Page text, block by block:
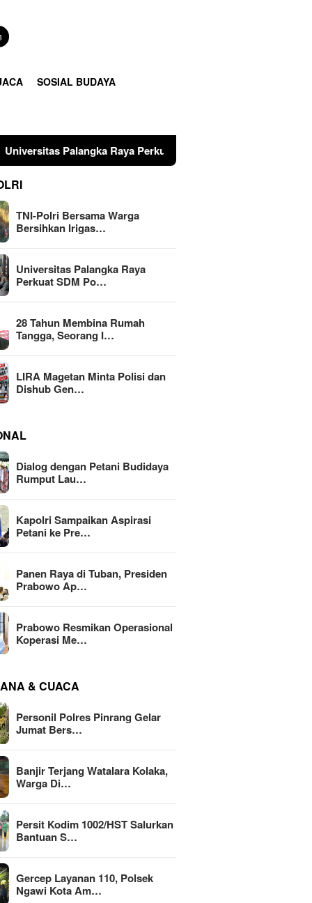
SOSIAL BUDAYA
Raya Perkuat SDM Polri Lewat Pusat Studi Kepolisian
TNI-Polri Bersama Warga
Bersihkan Irigas…
Universitas Palangka Raya
Perkuat SDM Po…
28 Tahun Membina Rumah
Tangga, Seorang I…
LIRA Magetan Minta Polisi dan
Dishub Gen…
Dialog dengan Petani Budidaya
Rumput Lau…
Kapolri Sampaikan Aspirasi
Petani ke Pre…
Panen Raya di Tuban, Presiden
Prabowo Ap…
Prabowo Resmikan Operasional
Koperasi Me…
& CUACA
Personil Polres Pinrang Gelar
Jumat Bers…
Banjir Terjang Watalara Kolaka,
Warga Di…
Persit Kodim 1002/HST Salurkan
Bantuan S…
Gercep Layanan 110, Polsek
Ngawi Kota Am…